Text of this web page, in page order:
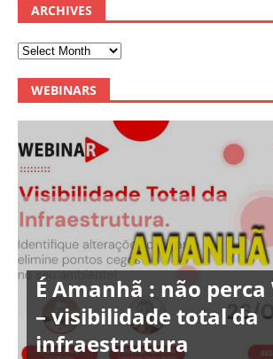
ARCHIVES
WEBINARS
É Amanhã : não
– visibilidade total da
infraestrutura